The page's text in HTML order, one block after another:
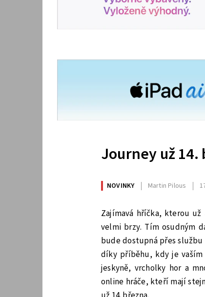
Journey už 14.
NOVINKY Martin Pilous
Zajímavá hříčka, kterou
velmi brzy. Tím osudným
bude dostupná přes službu
díky příběhu, kdy je
jeskyně, vrcholky hor a
online hráče, kteří mají